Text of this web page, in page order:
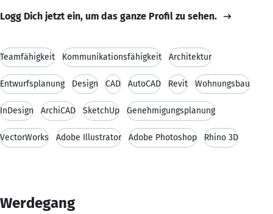
Logg Dich jetzt ein, um das ganze Profil zu sehen.
Teamfähigkeit Kommunikationsfähigkeit Architektur
Entwurfsplanung Design CAD AutoCAD Revit Wohnungsbau
InDesign ArchiCAD SketchUp Genehmigungsplanung
VectorWorks Adobe Illustrator Adobe Photoshop Rhino 3D
Werdegang